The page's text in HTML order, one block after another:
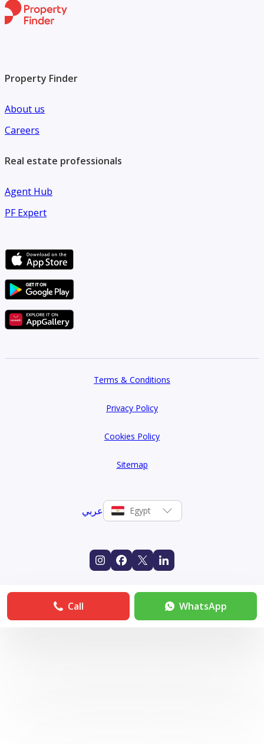
Property Finder
About us
Careers
Real estate professionals
Agent Hub
PF Expert
Terms & Conditions
Privacy Policy
Cookies Policy
Sitemap
عربي Egypt
Call WhatsApp